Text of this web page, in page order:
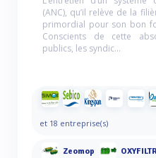
(ANC), qu’il relève de la
primordial pour son bon
Conscients de cette
publics, les syndic...
et 18 entreprise(s)
Zeomop